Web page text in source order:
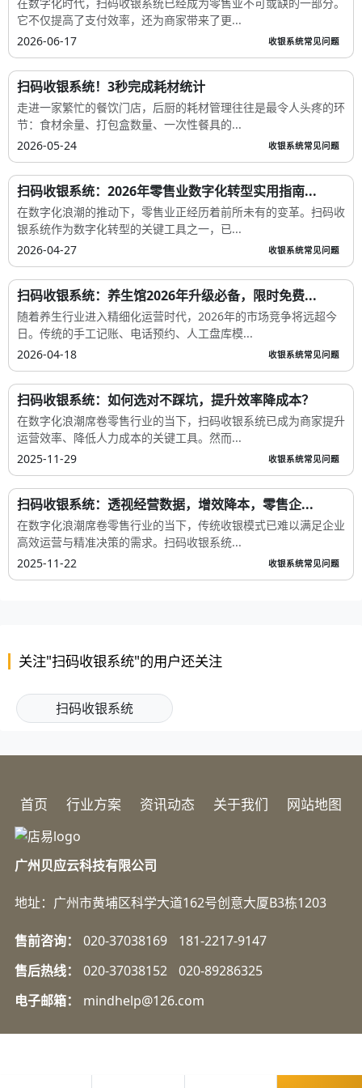
它不仅提高了支付效率，还为商家带来了更...
2026-06-17
收银系统常见问题
扫码收银系统！3秒完成耗材统计
走进一家繁忙的餐饮门店，后厨的耗材管理往往是最令人头疼的环
节：食材余量、打包盒数量、一次性餐具的...
2026-05-24
收银系统常见问题
扫码收银系统：2026年零售业数字化转型实用指南...
在数字化浪潮的推动下，零售业正经历着前所未有的变革。扫码收
银系统作为数字化转型的关键工具之一，已...
2026-04-27
收银系统常见问题
扫码收银系统：养生馆2026年升级必备，限时免费...
随着养生行业进入精细化运营时代，2026年的市场竞争将远超今
日。传统的手工记账、电话预约、人工盘库模...
2026-04-18
收银系统常见问题
扫码收银系统：如何选对不踩坑，提升效率降成本？
在数字化浪潮席卷零售行业的当下，扫码收银系统已成为商家提升
运营效率、降低人力成本的关键工具。然而...
2025-11-29
收银系统常见问题
扫码收银系统：透视经营数据，增效降本，零售企...
在数字化浪潮席卷零售行业的当下，传统收银模式已难以满足企业
高效运营与精准决策的需求。扫码收银系统...
2025-11-22
收银系统常见问题
关注"扫码收银系统"的用户还关注
扫码收银系统
首页 行业方案 资讯动态 关于我们 网站地图
广州贝应云科技有限公司
地址：广州市黄埔区科学大道162号创意大厦B3栋1203
售前咨询： 020-37038169
181-2217-9147
售后热线：
020-37038152
020-89286325
电子邮箱：
mindhelp@126.com